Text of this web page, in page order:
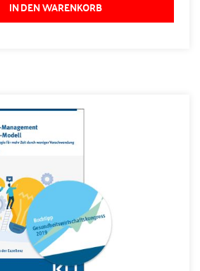
IN DEN WARENKORB